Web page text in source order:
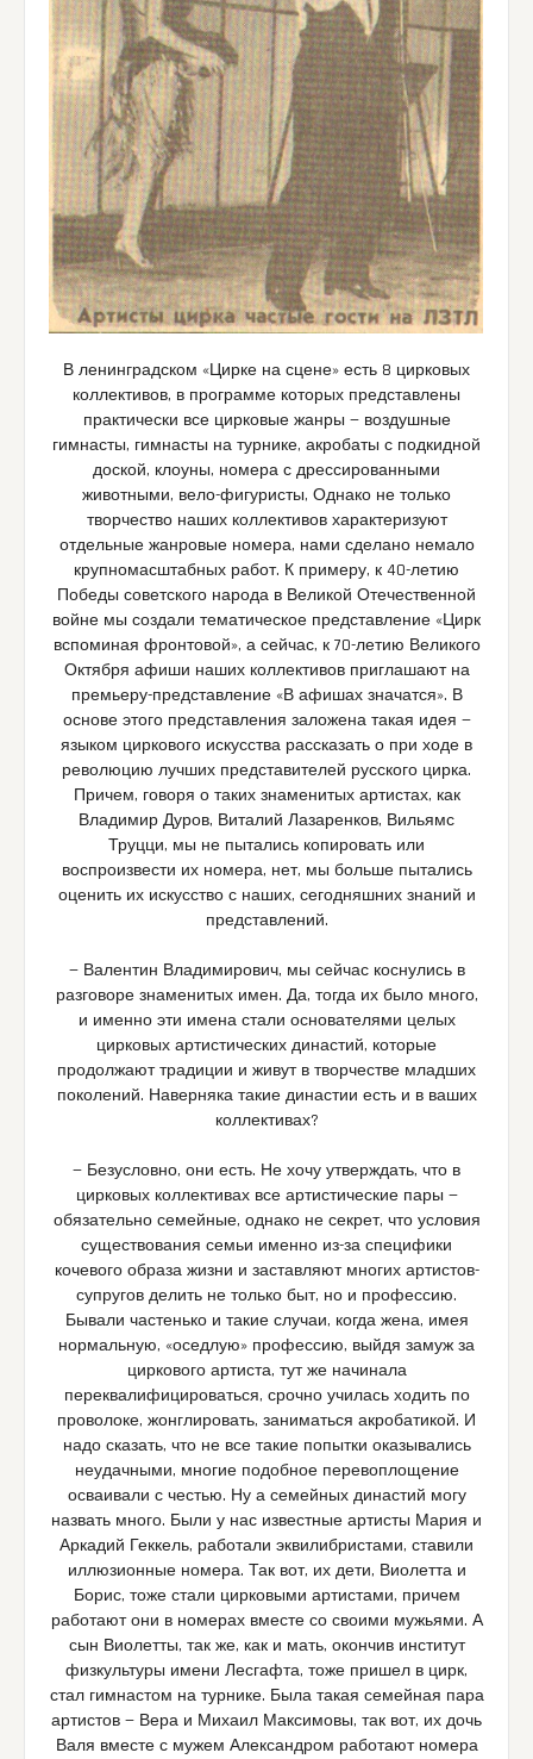
В ленинградском «Цирке на сцене» есть 8 цирковых
коллективов, в программе которых представлены
практически все цирковые жанры — воздушные
гимнасты, гимнасты на турнике, акробаты с подкидной
доской, клоуны, номера с дрессированными
животными, вело-фигуристы, Однако не только
творчество наших коллективов характеризуют
отдельные жанровые номера, нами сделано немало
крупномасштабных работ. К примеру, к 40-летию
Победы советского народа в Великой Отечественной
войне мы создали тематическое представление «Цирк
вспоминая фронтовой», а сейчас, к 70-летию Великого
Октября афиши наших коллективов приглашают на
премьеру-представление «В афишах значатся». В
основе этого представления заложена такая идея —
языком циркового искусства рассказать о при ходе в
революцию лучших представителей русского цирка.
Причем, говоря о таких знаменитых артистах, как
Владимир Дуров, Виталий Лазаренков, Вильямс
Труцци, мы не пытались копировать или
воспроизвести их номера, нет, мы больше пытались
оценить их искусство с наших, сегодняшних знаний и
представлений.
— Валентин Владимирович, мы сейчас коснулись в
разговоре знаменитых имен. Да, тогда их было много,
и именно эти имена стали основателями целых
цирковых артистических династий, которые
продолжают традиции и живут в творчестве младших
поколений. Наверняка такие династии есть и в ваших
коллективах?
— Безусловно, они есть. Не хочу утверждать, что в
цирковых коллективах все артистические пары —
обязательно семейные, однако не секрет, что условия
существования семьи именно из-за специфики
кочевого образа жизни и заставляют многих артистов-
супругов делить не только быт, но и профессию.
Бывали частенько и такие случаи, когда жена, имея
нормальную, «оседлую» профессию, выйдя замуж за
циркового артиста, тут же начинала
переквалифицироваться, срочно училась ходить по
проволоке, жонглировать, заниматься акробатикой. И
надо сказать, что не все такие попытки оказывались
неудачными, многие подобное перевоплощение
осваивали с честью. Ну а семейных династий могу
назвать много. Были у нас известные артисты Мария и
Аркадий Геккель, работали эквилибристами, ставили
иллюзионные номера. Так вот, их дети, Виолетта и
Борис, тоже стали цирковыми артистами, причем
работают они в номерах вместе со своими мужьями. А
сын Виолетты, так же, как и мать, окончив институт
физкультуры имени Лесгафта, тоже пришел в цирк,
стал гимнастом на турнике. Была такая семейная пара
артистов — Вера и Михаил Максимовы, так вот, их дочь
Валя вместе с мужем Александром работают номера